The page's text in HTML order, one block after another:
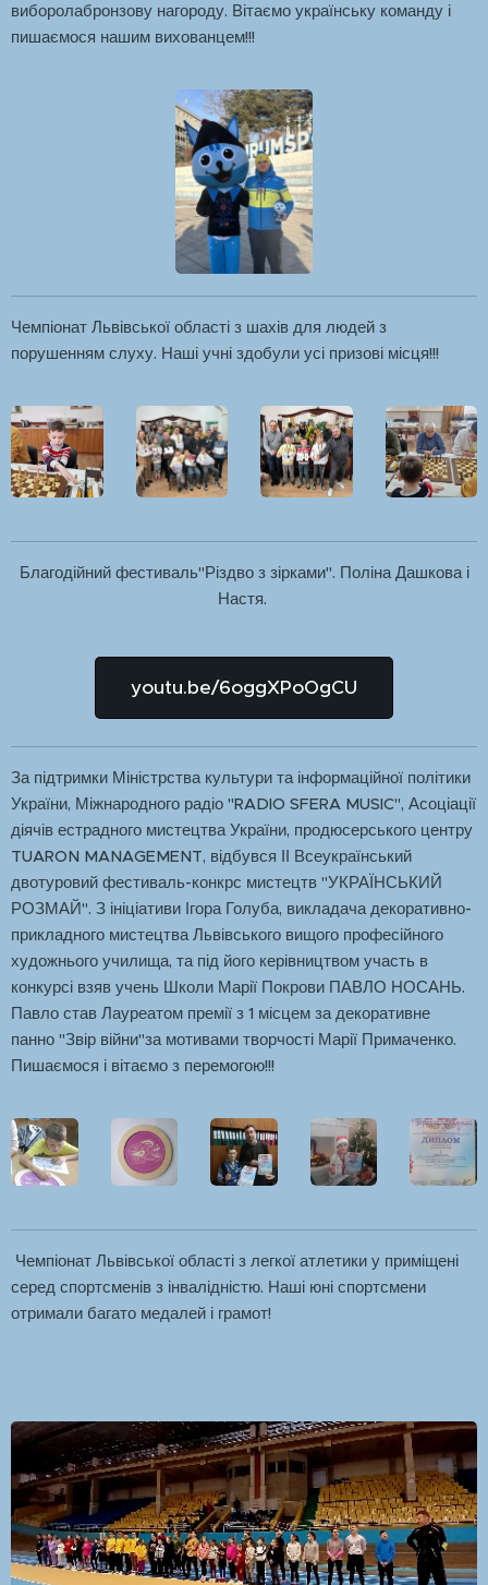
виборолабронзову нагороду. Вітаємо українську команду і
пишаємося нашим вихованцем!!!
Чемпіонат Львівської області з шахів для людей з
порушенням слуху. Наші учні здобули усі призові місця!!!
Благодійний фестиваль"Різдво з зірками". Поліна Дашкова і
Настя.
youtu.be/6oggXPoOgCU
За підтримки Міністрства культури та інформаційної політики
України, Міжнародного радіо "RADIO SFERA MUSIC", Асоціації
діячів естрадного мистецтва України, продюсерського центру
TUARON MANAGEMENT, відбувся ІІ Всеукраїнський
двотуровий фестиваль-конкрс мистецтв "УКРАЇНСЬКИЙ
РОЗМАЙ". З ініціативи Ігора Голуба, викладача декоративно-
прикладного мистецтва Львівського вищого професійного
художнього училища, та під його керівництвом участь в
конкурсі взяв учень Школи Марії Покрови ПАВЛО НОСАНЬ.
Павло став Лауреатом премії з 1 місцем за декоративне
панно "Звір війни"за мотивами творчості Марії Примаченко.
Пишаємося і вітаємо з перемогою!!!
Чемпіонат Львівської області з легкої атлетики у приміщені
серед спортсменів з інвалідністю. Наші юні спортсмени
отримали багато медалей і грамот!